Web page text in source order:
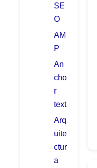
SE
O
AM
P
An
cho
r
text
Arq
uite
ctur
a